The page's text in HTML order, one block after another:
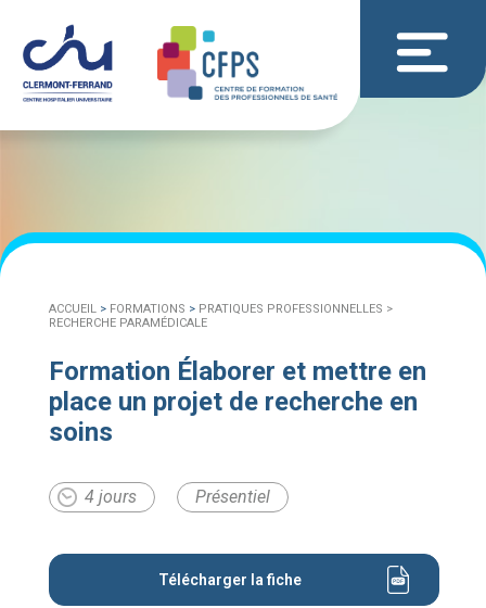
ACCUEIL> FORMATIONS > PRATIQUES PROFESSIONNELLES >
RECHERCHE PARAMÉDICALE
Formation Élaborer et mettre en
place un projet de recherche en
soins
4 jours Présentiel
Télécharger la fiche